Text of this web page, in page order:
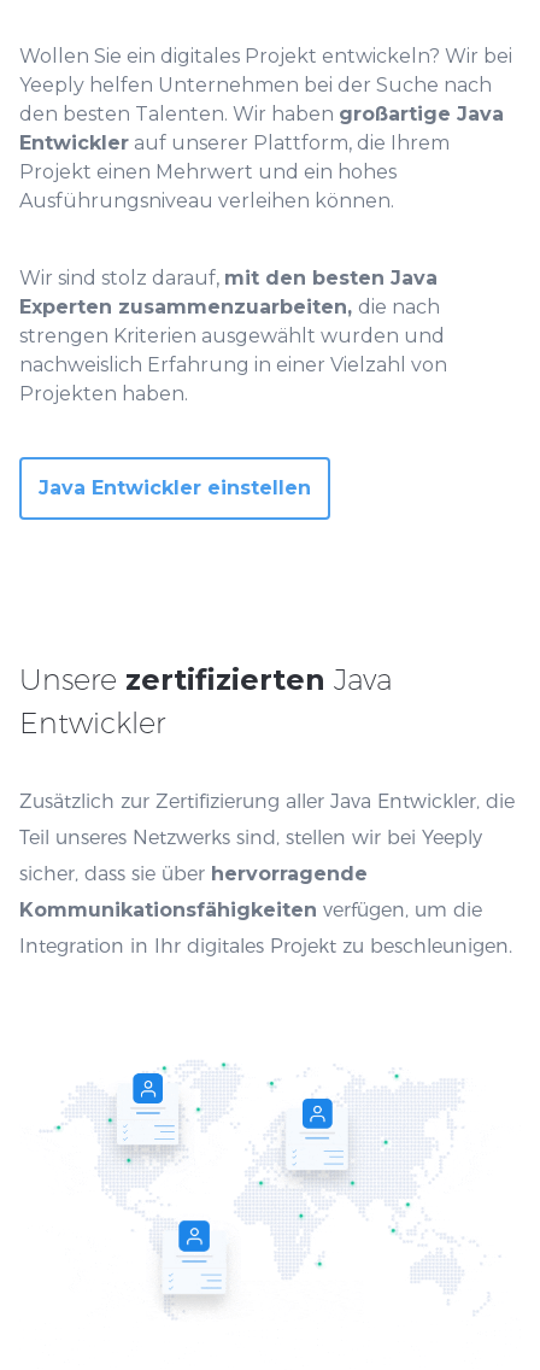
Wollen Sie ein digitales Projekt entwickeln? Wir bei
Yeeply helfen Unternehmen bei der Suche nach
den besten Talenten. Wir haben großartige Java
Entwickler auf unserer Plattform, die Ihrem
Projekt einen Mehrwert und ein hohes
Ausführungsniveau verleihen können.
Wir sind stolz darauf, mit den besten Java
Experten zusammenzuarbeiten, die nach
strengen Kriterien ausgewählt wurden und
nachweislich Erfahrung in einer Vielzahl von
Projekten haben.
Java Entwickler einstellen
Unsere zertifizierten Java
Entwickler
Zusätzlich zur Zertifizierung aller Java Entwickler, die
Teil unseres Netzwerks sind, stellen wir bei Yeeply
sicher, dass sie über hervorragende
Kommunikationsfähigkeiten verfügen, um die
Integration in Ihr digitales Projekt zu beschleunigen.